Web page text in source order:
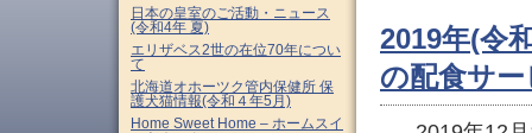
2019年(令
の配食サ
日本の皇室のご活動・ニュース
(令和4年 夏)
エリザベス2世の在位70年につい
て
北海道オホーツク管内保健所 保
護犬猫情報(令和４年5月)
Home Sweet Home – ホームスイ